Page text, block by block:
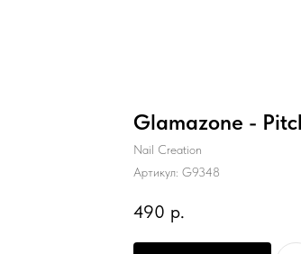
Glamazone -
Nail Creation
Артикул: G9348
490 р.